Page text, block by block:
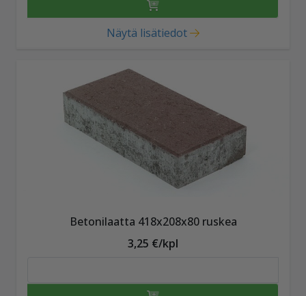
Näytä lisätiedot
Betonilaatta 418x208x80 ruskea
3,25 €/kpl